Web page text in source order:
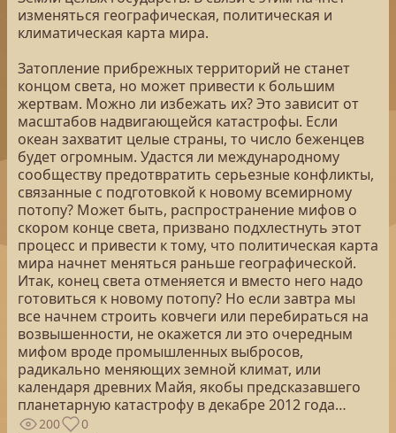
изменяться географическая, политическая и
климатическая карта мира.
Затопление прибрежных территорий не станет
концом света, но может привести к большим
жертвам. Можно ли избежать их? Это зависит от
масштабов надвигающейся катастрофы. Если
океан захватит целые страны, то число беженцев
будет огромным. Удастся ли международному
сообществу предотвратить серьезные конфликты,
связанные с подготовкой к новому всемирному
потопу? Может быть, распространение мифов о
скором конце света, призвано подхлестнуть этот
процесс и привести к тому, что политическая карта
мира начнет меняться раньше географической.
Итак, конец света отменяется и вместо него надо
готовиться к новому потопу? Но если завтра мы
все начнем строить ковчеги или перебираться на
возвышенности, не окажется ли это очередным
мифом вроде промышленных выбросов,
радикально меняющих земной климат, или
календаря древних Майя, якобы предсказавшего
планетарную катастрофу в декабре 2012 года…
200 0